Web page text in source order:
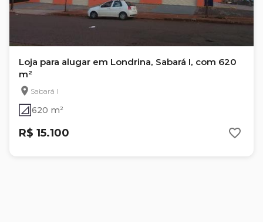
Loja para alugar em Londrina, Sabará I, com 620
m²
Sabará I
620 m²
R$ 15.100